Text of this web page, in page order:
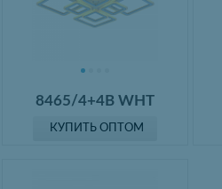
8465/4+4B WHT
КУПИТЬ ОПТОМ